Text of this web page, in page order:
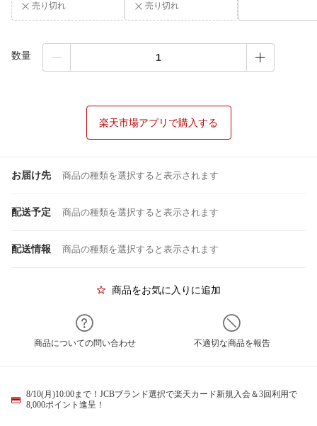
売り切れ 売り切れ
数量
楽天市場アプリで購入する
お届け先 商品の種類を選択すると表示されます
配送予定 商品の種類を選択すると表示されます
配送情報 商品の種類を選択すると表示されます
商品をお気に入りに追加
商品についての問い合わせ 不適切な商品を報告
8/10(月)10:00まで！JCBブランド選択で楽天カード新規入会＆3回利用で
8,000ポイント進呈！